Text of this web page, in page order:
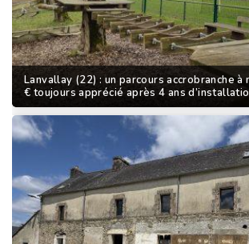
Lanvallay (22) : un parcours accrobranche à
€ toujours apprécié après 4 ans